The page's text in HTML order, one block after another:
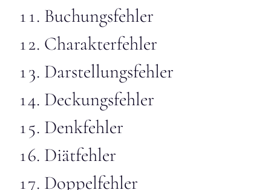
Buchungsfehler
Charakterfehler
Darstellungsfehler
Deckungsfehler
Denkfehler
Diätfehler
Doppelfehler